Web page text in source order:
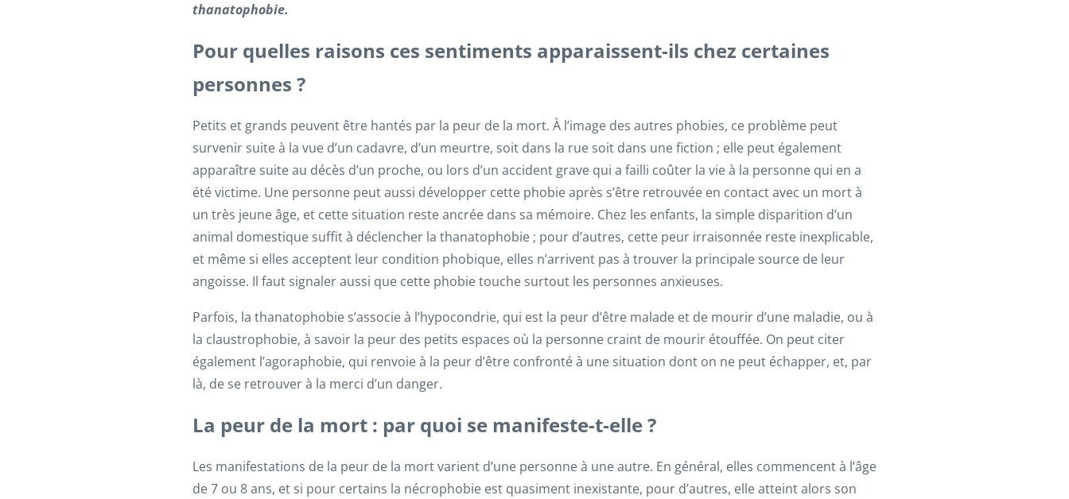
thanatophobie.
Pour quelles raisons ces sentiments apparaissent-ils chez certaines
personnes ?
Petits et grands peuvent être hantés par la peur de la mort. À l’image des autres phobies, ce problème peut
survenir suite à la vue d’un cadavre, d’un meurtre, soit dans la rue soit dans une fiction ; elle peut également
apparaître suite au décès d’un proche, ou lors d’un accident grave qui a failli coûter la vie à la personne qui en a
été victime. Une personne peut aussi développer cette phobie après s’être retrouvée en contact avec un mort à
un très jeune âge, et cette situation reste ancrée dans sa mémoire. Chez les enfants, la simple disparition d’un
animal domestique suffit à déclencher la thanatophobie ; pour d’autres, cette peur irraisonnée reste inexplicable,
et même si elles acceptent leur condition phobique, elles n’arrivent pas à trouver la principale source de leur
angoisse. Il faut signaler aussi que cette phobie touche surtout les personnes anxieuses.
Parfois, la thanatophobie s’associe à l’hypocondrie, qui est la peur d’être malade et de mourir d’une maladie, ou à
la claustrophobie, à savoir la peur des petits espaces où la personne craint de mourir étouffée. On peut citer
également l’agoraphobie, qui renvoie à la peur d’être confronté à une situation dont on ne peut échapper, et, par
là, de se retrouver à la merci d’un danger.
La peur de la mort : par quoi se manifeste-t-elle ?
Les manifestations de la peur de la mort varient d’une personne à une autre. En général, elles commencent à l’âge
de 7 ou 8 ans, et si pour certains la nécrophobie est quasiment inexistante, pour d’autres, elle atteint alors son